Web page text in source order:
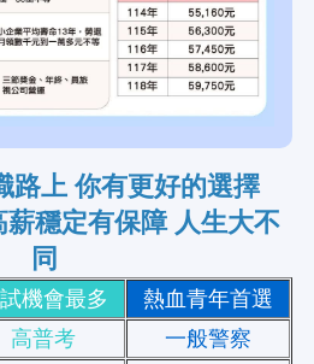
路上 你有更好的選擇
穩定有保障 人生大不
同
機會最多
熱血青年首選
高普考 一般警察